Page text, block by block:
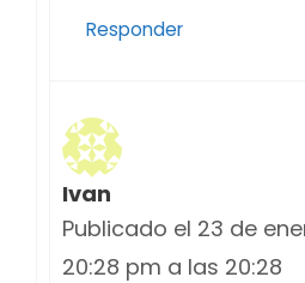
Responder
Ivan
Publicado el 23 de
20:28 pm a las 20:28